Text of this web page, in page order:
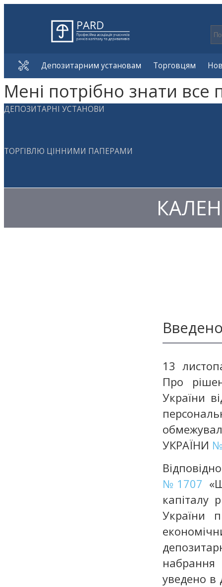
Депозитарним установам Торговцям
Мені потрібно знати все
ДЕПОЗИТАРНІ УСТАНОВИ
ТОРГІВЛЮ ЦІННИМИ ПАПЕРАМИ
13
Про
України
УКРАЇНИ
№1707
капіталу
України
набрання
уведено в